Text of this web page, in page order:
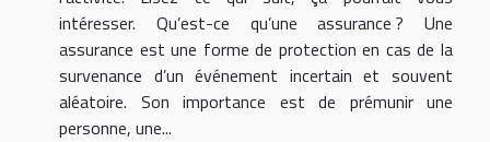
intéresser. Qu’est-ce qu’une assurance ? Une
assurance est une forme de protection en cas de la
survenance d’un événement incertain et souvent
aléatoire. Son importance est de prémunir une
personne, une...